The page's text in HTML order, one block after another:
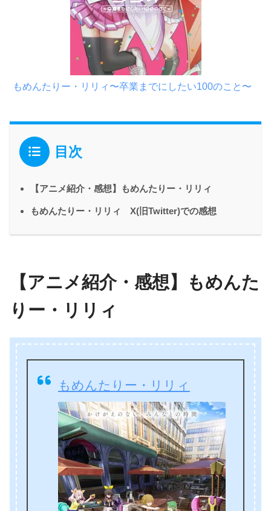
もめんたりー・リリィ〜卒業までにしたい100のこと〜
目次
【アニメ紹介・感想】もめんたりー・リリィ
もめんたりー・リリィ X(旧Twitter)での感想
【アニメ紹介・感想】もめんた
りー・リリィ
もめんたりー・リリィ